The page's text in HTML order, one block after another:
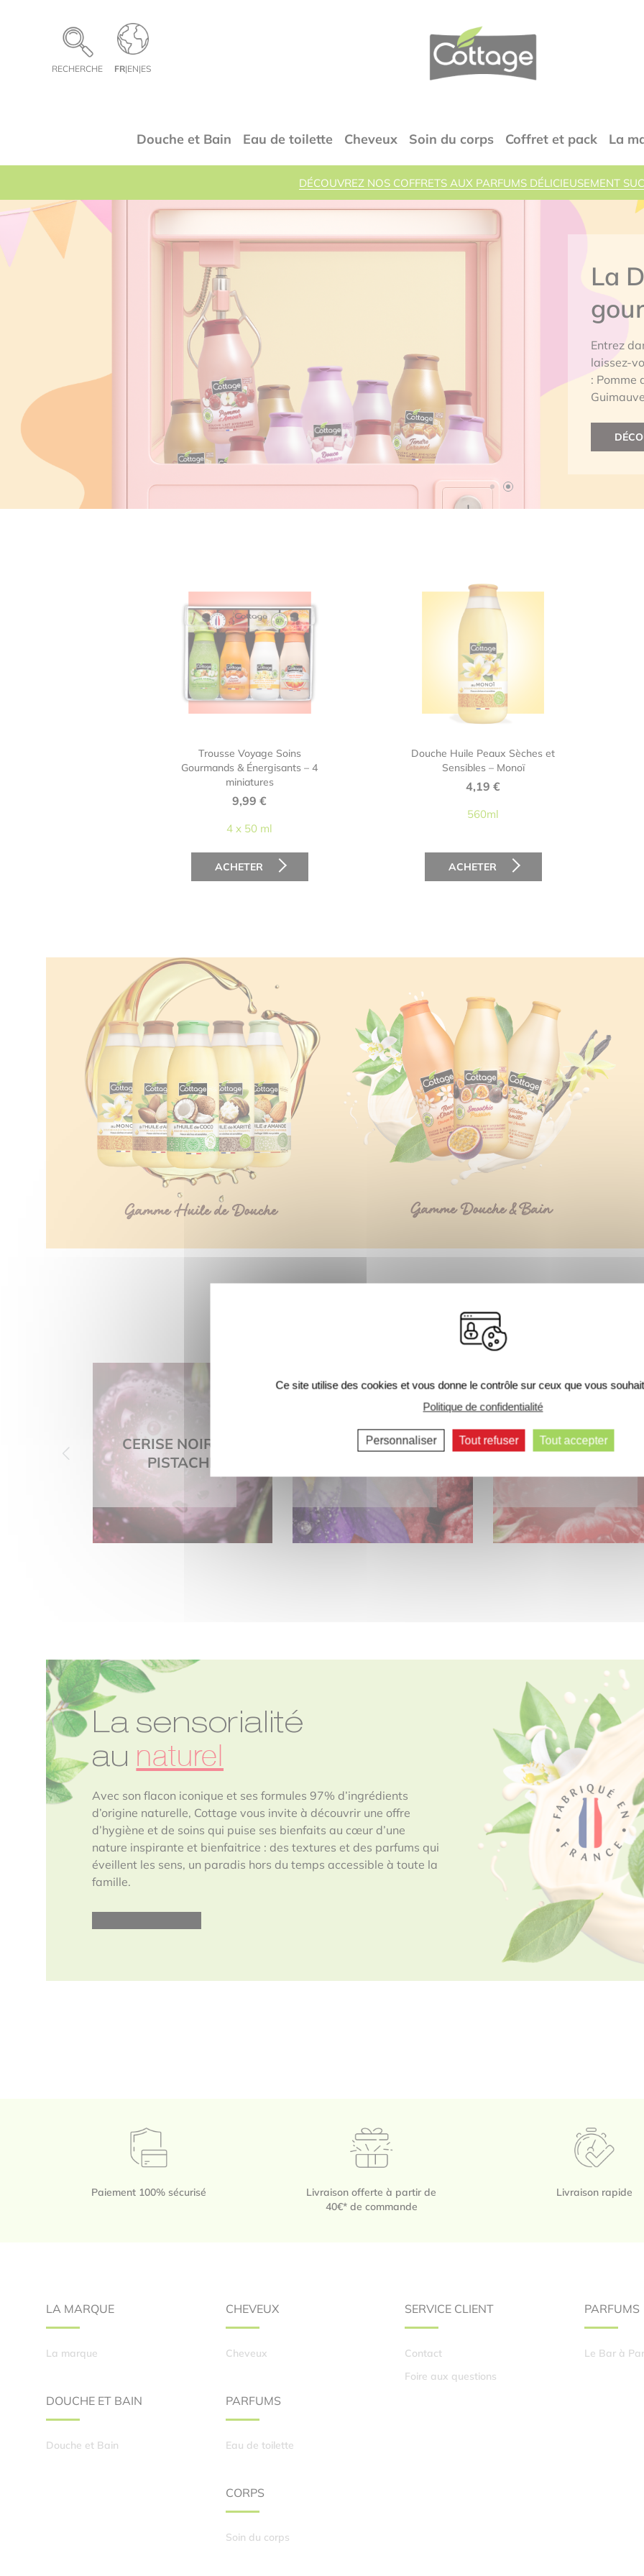
RECHERCHE FR|EN|ES
COTTAGE
Douche et Bain Eau de toilette Cheveux Soin du corps Coffret et pack La
DÉCOUVREZ NOS COFFRETS AUX PARFUMS DÉLICIEUSEMENT
La
Entrez
laissez-
: Pomme
Trousse Voyage Soins
Gourmands & Énergisants – 4
miniatures
9,99€
4 x 50 ml
ACHETER
Douche Huile Peaux Sèches et
Sensibles – Monoï
4,19 €
560ml
ACHETER
CERISE NOIRE ET
PISTACHE
VIOLETTE ET
CRÈME DE
La sensorialité
au naturel
Avec son flacon iconique et ses formules 97% d’ingrédients
d’origine naturelle, Cottage vous invite à découvrir une offre
d’hygiène et de soins qui puise ses bienfaits au cœur d’une
nature inspirante et bienfaitrice : des textures et des parfums qui
éveillent les sens, un paradis hors du temps accessible à toute la
famille.
Paiement 100% sécurisé
Livraison offerte à partir de
40€* de commande
Livraison rapide
LA MARQUE
La marque
DOUCHE ET BAIN
Douche et Bain
CHEVEUX
Cheveux
PARFUMS
Eau de toilette
CORPS
Soin du corps
SERVICE CLIENT
Contact
Foire aux questions
PARFUMS
Le Bar à
Ce site utilise des cookies et vous donne le contrôle sur ceux que vous
Politique de confidentialité
Personnaliser Tout refuser Tout accepter